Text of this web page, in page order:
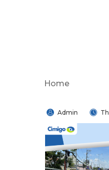
Home
Admin